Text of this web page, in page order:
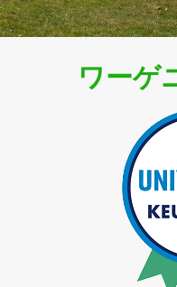
ワーゲ